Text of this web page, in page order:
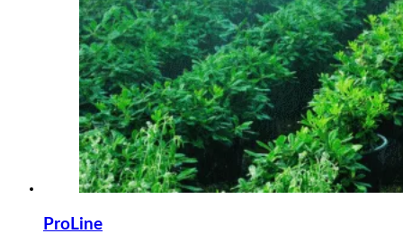
ProLine